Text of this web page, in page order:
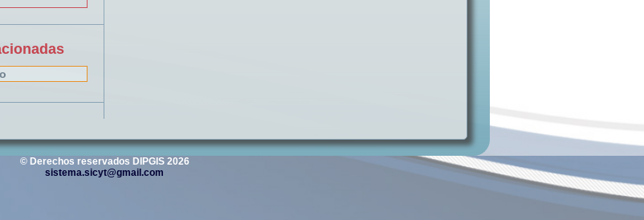
© Derechos reservados DIPGIS 2026
sistema.sicyt@gmail.com